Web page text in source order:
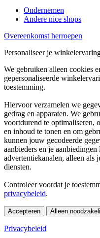
Ondernemen
Andere nice shops
Overeenkomst herroepen
Personaliseer je
We gebruiken alleen cookies
gepersonaliseerde
toestemming.
Hiervoor verzamelen we
gedrag en apparaten. We
voortdurend te optimaliseren,
en inhoud te tonen en om
kunnen jouw gecodeerde
aanbieders en je
advertentiekanalen, alleen als
diensten.
Controleer voordat je
privacybeleid.
Accepteren Alleen
Privacybeleid